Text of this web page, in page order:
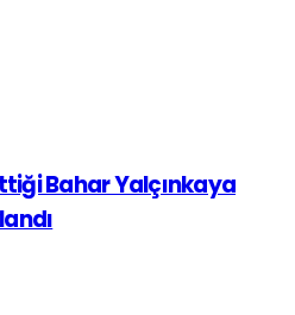
Bahar Yalçınkaya